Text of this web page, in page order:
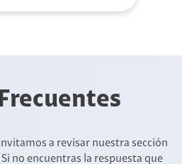
a revisar nuestra sección
no encuentras la respuesta que